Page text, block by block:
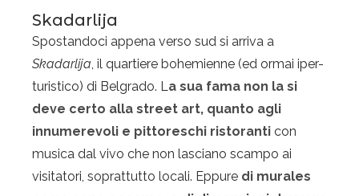
Skadarlija
Spostandoci appena verso sud si arriva a
Skadarlija, il quartiere bohemienne (ed ormai iper-
turistico) di Belgrado. La sua fama non la si
deve certo alla street art, quanto agli
innumerevoli e pittoreschi ristoranti con
musica dal vivo che non lasciano scampo ai
visitatori, soprattutto locali. Eppure di murales